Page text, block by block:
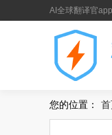
AI全球翻译官
您的位置：